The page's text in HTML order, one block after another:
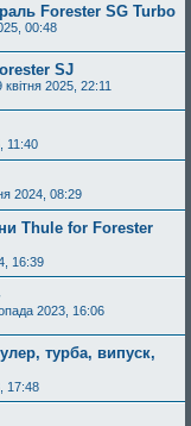
Forester SG Turbo
00:48
SJ
квітня 2025, 22:11
11:40
2024, 08:29
Thule for Forester
16:39
2023, 16:06
турба, випуск,
17:48